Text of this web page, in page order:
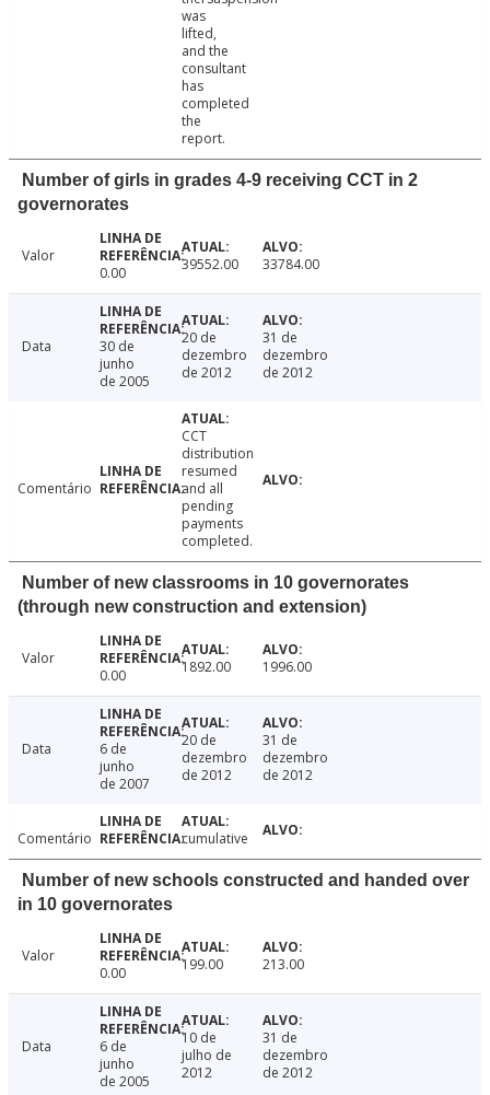
was
lifted,
and the
consultant
has
completed
the
report.
Number of girls in grades 4-9 receiving CCT in 2
governorates
Valor
0.00
39552.00 33784.00
Data
30 de
junho
de 2005
20 de
dezembro
de 2012
31 de
dezembro
de 2012
Comentário
CCT
distribution
resumed
and all
pending
payments
completed.
Number of new classrooms in 10 governorates
(through new construction and extension)
Valor
0.00
1892.00 1996.00
Data
6 de
junho
de 2007
20 de
dezembro
de 2012
31 de
dezembro
de 2012
Comentário cumulative
Number of new schools constructed and handed over
in 10 governorates
Valor
0.00
199.00 213.00
Data
6 de
junho
de 2005
10 de
julho de
2012
31 de
dezembro
de 2012